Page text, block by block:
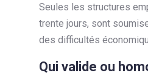
Seules les structures
trente jours, sont
des difficultés
Qui valide ou